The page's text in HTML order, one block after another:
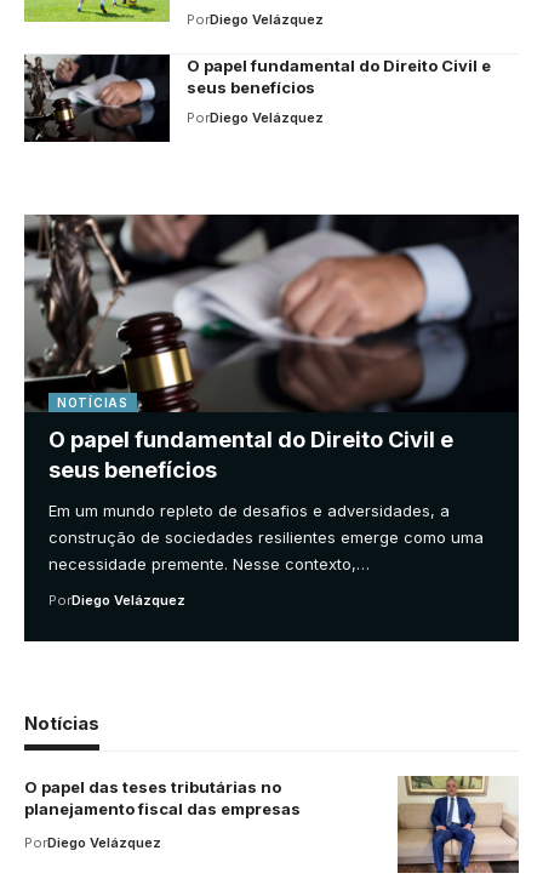
NOTÍCIAS
O papel fundamental do Direito Civil e
seus benefícios
Em um mundo repleto de desafios e adversidades, a
construção de sociedades resilientes emerge como uma
necessidade premente. Nesse contexto,…
PorDiego Velázquez
PorDiego Velázquez
O papel fundamental do Direito Civil e
seus benefícios
PorDiego Velázquez
Notícias
O papel das teses tributárias no
planejamento fiscal das empresas
PorDiego Velázquez